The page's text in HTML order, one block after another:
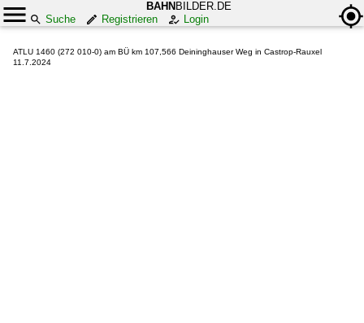
BAHN BILDER.DE
Suche
Registrieren Login
ATLU 1460 (272 010-0) am BÜ km 107,566 Deininghauser Weg in Castrop-Rauxel
11.7.2024